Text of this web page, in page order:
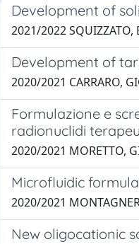
Development of
2021/2022 SQUIZZATO,
Development of
2020/2021 CARRARO,
Formulazione e
radionuclidi
2020/2021 MORETTO,
Microfluidic
2020/2021
New oligocationic